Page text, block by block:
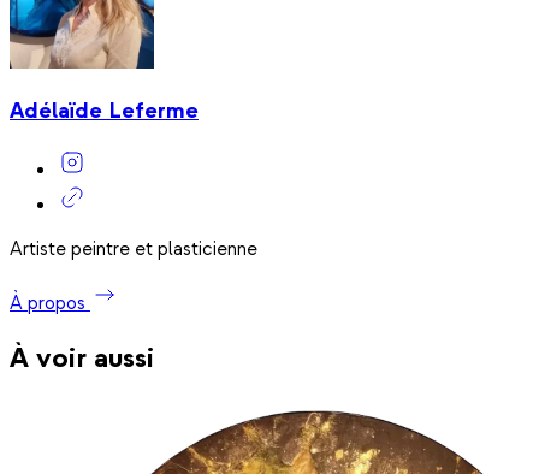
Adélaïde Leferme
Artiste peintre et plasticienne
À propos
À voir aussi